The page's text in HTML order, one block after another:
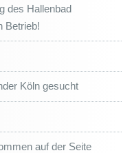
des Hallenbad
Betrieb!
Köln gesucht
auf der Seite